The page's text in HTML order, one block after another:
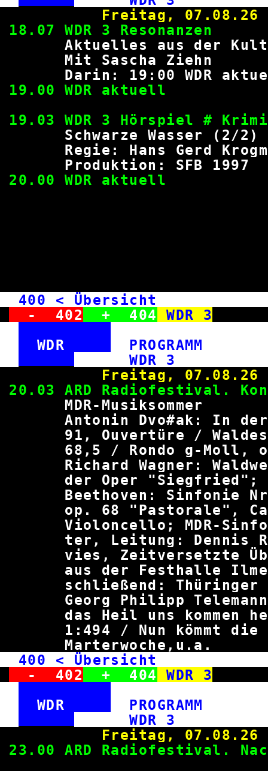
Freitag,
18.07 WDR 3
Aktuelles aus
Mit Sascha
Darin: 19:00
19.00 WDR
19.03 WDR 3
Schwarze
Regie: Hans Gerd
Produktion:
20.00 WDR
400 < Übersicht
- 402 + 404
WDR 3
WDR
PROGRAMM
Freitag,
20.03 ARD
MDR-
Antonin Dvo#ak: In der
91, Ouvertüre /
68,5 / Rondo g-
Richard Wagner:
der Oper "Siegfried";
Beethoven: Sinfonie
op. 68 "Pastorale",
Violoncello; MDR-
ter, Leitung: Dennis
vies, Zeitversetzte
aus der Festhalle
schließend: Thüringer
Georg Philipp
das Heil uns kommen
1:494 / Nun kömmt
400 < Übersicht
- 402 + 404
WDR 3
WDR
PROGRAMM
Freitag,
23.00 ARD Radiofestival.